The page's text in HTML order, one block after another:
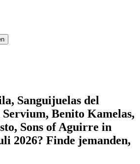
Sanguijuelas del
Benito Kamelas,
Sons of Aguirre in
2026? Finde jemanden,